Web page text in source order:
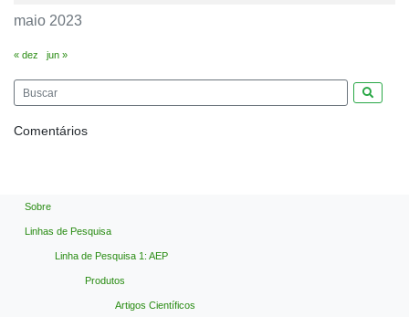
maio 2023
« dez jun »
Comentários
Sobre
Linhas de Pesquisa
Linha de Pesquisa 1: AEP
Produtos
Artigos Científicos